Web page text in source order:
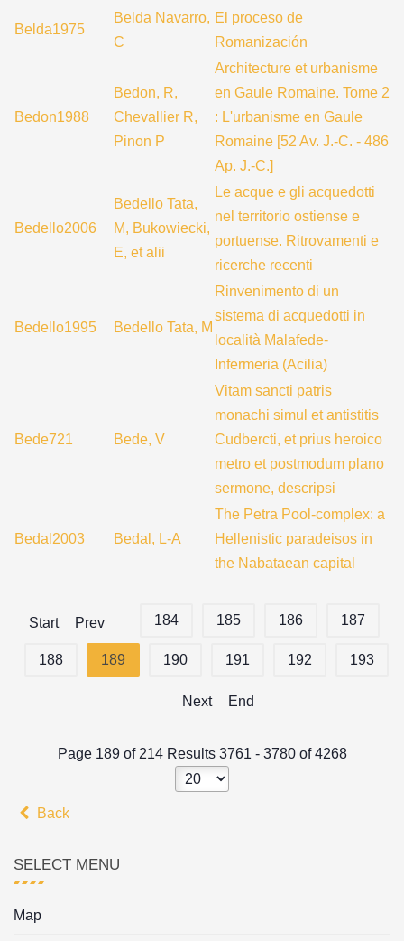
Belda1975
Belda Navarro,
C
El proceso de
Romanización
Bedon1988
Bedon, R,
Chevallier R,
Pinon P
Architecture et urbanisme
en Gaule Romaine. Tome 2
: L'urbanisme en Gaule
Romaine [52 Av. J.-C. - 486
Ap. J.-C.]
Bedello2006
Bedello Tata,
M, Bukowiecki,
E, et alii
Le acque e gli acquedotti
nel territorio ostiense e
portuense. Ritrovamenti e
ricerche recenti
Bedello1995 Bedello Tata, M
Rinvenimento di un
sistema di acquedotti in
località Malafede-
Infermeria (Acilia)
Bede721 Bede, V
Vitam sancti patris
monachi simul et antistitis
Cudbercti, et prius heroico
metro et postmodum plano
sermone, descripsi
Bedal2003 Bedal, L-A
The Petra Pool-complex: a
Hellenistic paradeisos in
the Nabataean capital
Start Prev 184 185 186 187
188 189 190 191 192 193
Next End
Page 189 of 214 Results 3761 - 3780 of 4268
Back
SELECT MENU
Map